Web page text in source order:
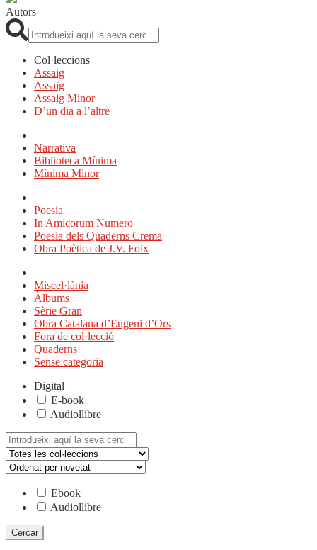
Autors
Col·leccions
Assaig
Assaig
Assaig Minor
D’un dia a l’altre
Narrativa
Biblioteca Mínima
Mínima Minor
Poesia
In Amicorum Numero
Poesia dels Quaderns Crema
Obra Poètica de J.V. Foix
Miscel·lània
Àlbums
Sèrie Gran
Obra Catalana d’Eugeni d’Ors
Fora de col·lecció
Quaderns
Sense categoria
Digital
E-book
Audiollibre
Cerca:
Ebook
Audiollibre